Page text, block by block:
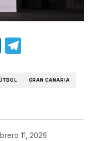
LinkedIn
GRAN CANARIA
11, 2026